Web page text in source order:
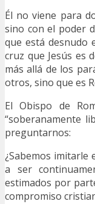
Él no viene para
sino con el poder
que está desnudo
cruz que Jesús es
más allá de los
otros, sino que es
El Obispo de
“soberanamente
preguntarnos:
¿Sabemos imitarle
a ser
estimados por
compromiso